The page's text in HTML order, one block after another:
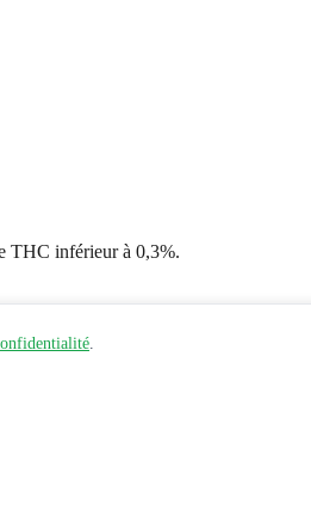
THC inférieur à 0,3%.
.